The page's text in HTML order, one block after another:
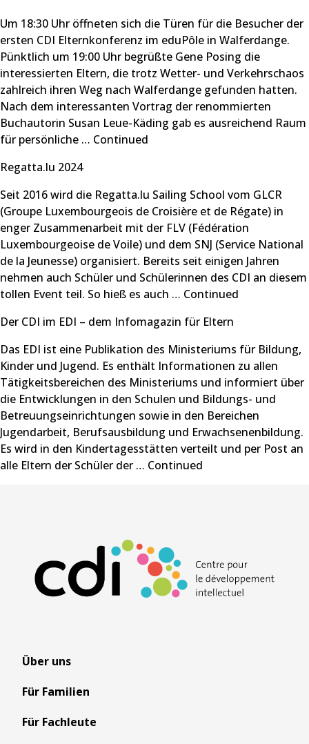
Um 18:30 Uhr öffneten sich die Türen für die Besucher der
ersten CDI Elternkonferenz im eduPôle in Walferdange.
Pünktlich um 19:00 Uhr begrüßte Gene Posing die
interessierten Eltern, die trotz Wetter- und Verkehrschaos
zahlreich ihren Weg nach Walferdange gefunden hatten.
Nach dem interessanten Vortrag der renommierten
Buchautorin Susan Leue-Käding gab es ausreichend Raum
für persönliche … Continued
Regatta.lu 2024
Seit 2016 wird die Regatta.lu Sailing School vom GLCR
(Groupe Luxembourgeois de Croisière et de Régate) in
enger Zusammenarbeit mit der FLV (Fédération
Luxembourgeoise de Voile) und dem SNJ (Service National
de la Jeunesse) organisiert. Bereits seit einigen Jahren
nehmen auch Schüler und Schülerinnen des CDI an diesem
tollen Event teil. So hieß es auch … Continued
Der CDI im EDI – dem Infomagazin für Eltern
Das EDI ist eine Publikation des Ministeriums für Bildung,
Kinder und Jugend. Es enthält Informationen zu allen
Tätigkeitsbereichen des Ministeriums und informiert über
die Entwicklungen in den Schulen und Bildungs- und
Betreuungseinrichtungen sowie in den Bereichen
Jugendarbeit, Berufsausbildung und Erwachsenenbildung.
Es wird in den Kindertagesstätten verteilt und per Post an
alle Eltern der Schüler der … Continued
Über uns
Für Familien
Für Fachleute